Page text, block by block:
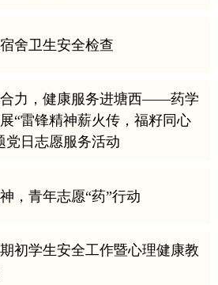
舍卫生安全检查
力，健康服务进塘西——药学
“雷锋精神薪火传，福籽同心
党日志愿服务活动
，青年志愿“药”行动
初学生安全工作暨心理健康教